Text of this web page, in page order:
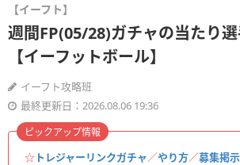
【イーフト】
週間FP(05/28)ガチャの当たり
【イーフットボール】
イーフト攻略班
最終更新日：2026.08.06 19:36
☆ トレジャーリンクガチャ／やり方／募集掲
ピックアップ情報